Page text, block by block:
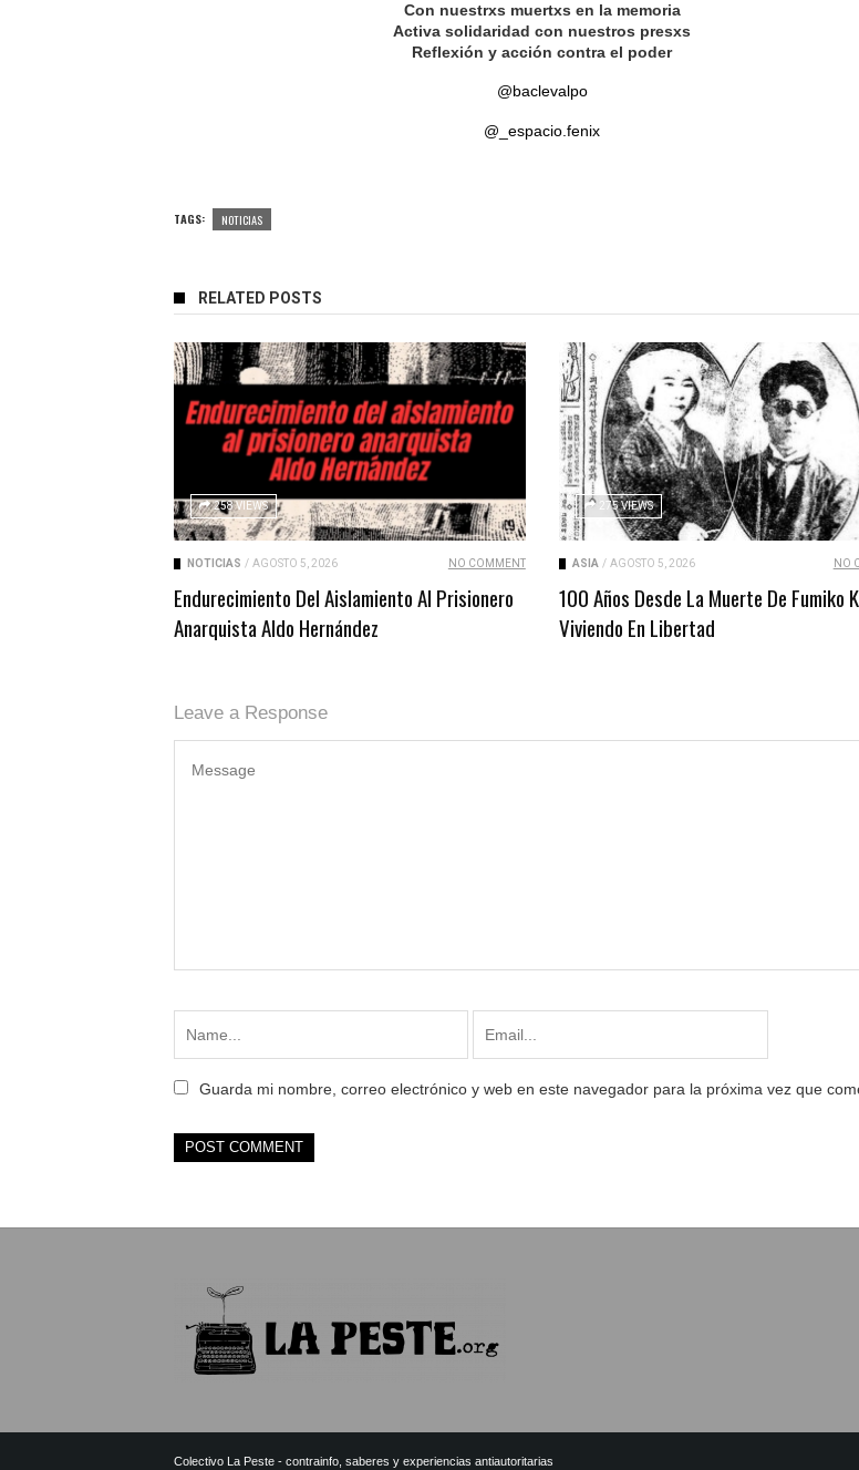
Con nuestrxs muertxs en la memoria
Activa solidaridad con nuestros presxs
Reflexión y acción contra el poder
@baclevalpo
@_espacio.fenix
TAGS: NOTICIAS
RELATED POSTS
258 VIEWS
NOTICIAS / AGOSTO 5, 2026 NO COMMENT
Endurecimiento Del Aislamiento Al Prisionero
Anarquista Aldo Hernández
275 VIEWS
ASIA / AGOSTO 5, 2026 NO
100 Años Desde La Muerte De Fumiko
Viviendo En Libertad
Leave a Response
Guarda mi nombre, correo electrónico y web en este navegador para la próxima vez que
Colectivo La Peste - contrainfo, saberes y experiencias antiautoritarias